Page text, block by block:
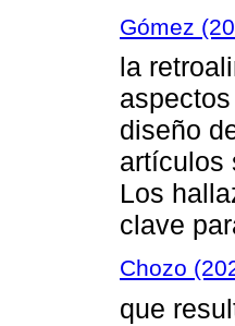
Gómez
la
diseño
artículos
Los
clave
Chozo
que